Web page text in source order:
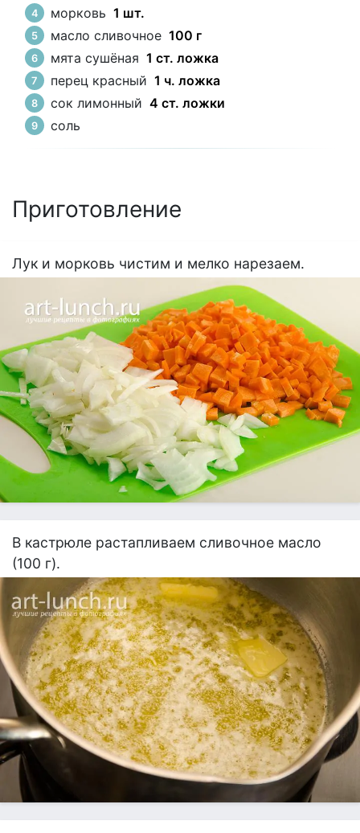
морковь 1 шт.
масло сливочное 100 г
мята сушёная 1 ст. ложка
перец красный 1 ч. ложка
сок лимонный 4 ст. ложки
соль
Приготовление
Лук и морковь чистим и мелко нарезаем.
В кастрюле растапливаем сливочное масло
(100 г).